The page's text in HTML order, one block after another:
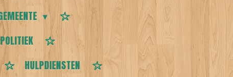
POLITIEK
HULPDIENSTEN